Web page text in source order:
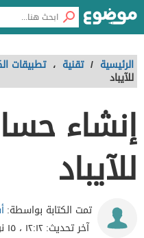
الرئيسية / تقنية ، تطبيقات
للآيباد
إنشاء
للآيباد
تمت الكتابة بواسطة:
آخر تحديث:١٢:١٢ ، ١٥ نوفمبر ٢٠١٨